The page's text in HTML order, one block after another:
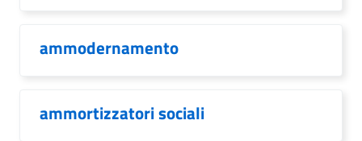
ammodernamento
ammortizzatori sociali